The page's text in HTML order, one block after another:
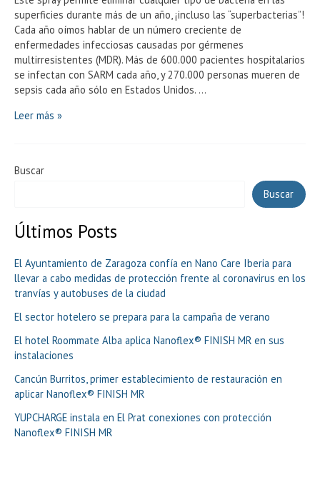
superficies durante más de un año, ¡incluso las “superbacterias”!
Cada año oímos hablar de un número creciente de
enfermedades infecciosas causadas por gérmenes
multirresistentes (MDR). Más de 600.000 pacientes hospitalarios
se infectan con SARM cada año, y 270.000 personas mueren de
sepsis cada año sólo en Estados Unidos. …
Recubrimiento
Leer más »
Buscar
Buscar
Últimos Posts
El Ayuntamiento de Zaragoza confía en Nano Care Iberia para
llevar a cabo medidas de protección frente al coronavirus en los
tranvías y autobuses de la ciudad
El sector hotelero se prepara para la campaña de verano
El hotel Roommate Alba aplica Nanoflex® FINISH MR en sus
instalaciones
Cancún Burritos, primer establecimiento de restauración en
aplicar Nanoflex® FINISH MR
YUPCHARGE instala en El Prat conexiones con protección
Nanoflex® FINISH MR